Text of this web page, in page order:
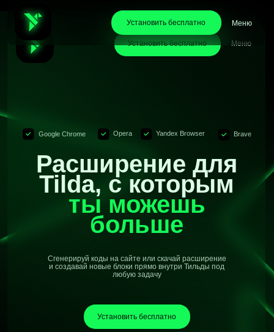
Установить бесплатно
Расширение для
ты можешь
больше
Сгенерируй коды на сайте или скачай расширение
и создавай новые блоки прямо внутри Тильды под
любую задачу
Установить бесплатно
Установить бесплатно
Меню